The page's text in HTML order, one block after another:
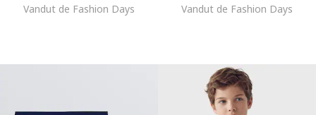
Vandut de Fashion Days Vandut de Fashion Days